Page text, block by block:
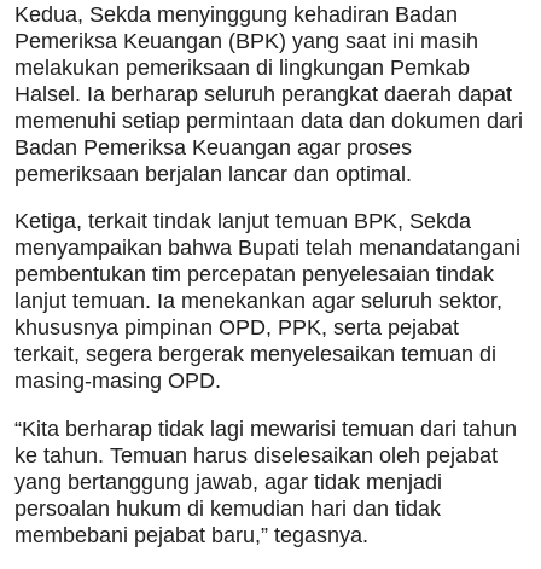
Kedua, Sekda menyinggung kehadiran Badan
Pemeriksa Keuangan (BPK) yang saat ini masih
melakukan pemeriksaan di lingkungan Pemkab
Halsel. Ia berharap seluruh perangkat daerah dapat
memenuhi setiap permintaan data dan dokumen dari
Badan Pemeriksa Keuangan agar proses
pemeriksaan berjalan lancar dan optimal.
Ketiga, terkait tindak lanjut temuan BPK, Sekda
menyampaikan bahwa Bupati telah menandatangani
pembentukan tim percepatan penyelesaian tindak
lanjut temuan. Ia menekankan agar seluruh sektor,
khususnya pimpinan OPD, PPK, serta pejabat
terkait, segera bergerak menyelesaikan temuan di
masing-masing OPD.
“Kita berharap tidak lagi mewarisi temuan dari tahun
ke tahun. Temuan harus diselesaikan oleh pejabat
yang bertanggung jawab, agar tidak menjadi
persoalan hukum di kemudian hari dan tidak
membebani pejabat baru,” tegasnya.